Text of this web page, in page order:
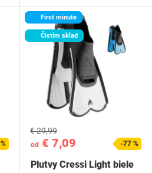
First minute
Čistím sklad
od € 7,09
€ 29,99
-77 %
Plutvy Cressi Light biele